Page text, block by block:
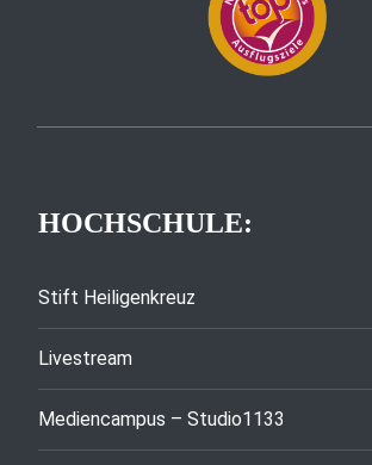
HOCHSCHULE:
Stift Heiligenkreuz
Livestream
Mediencampus – Studio1133